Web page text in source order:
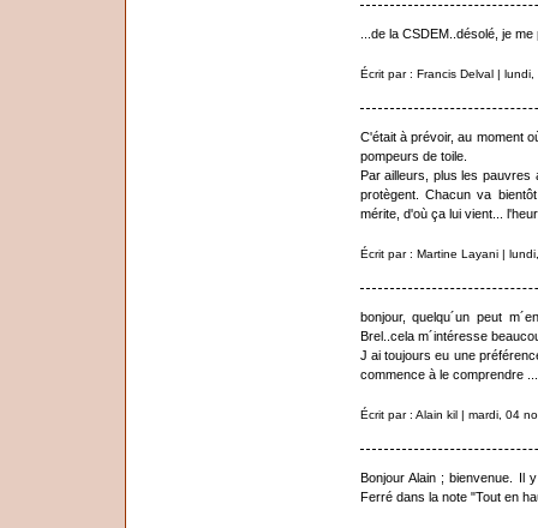
...de la CSDEM..désolé, je
Écrit par : Francis Delval |
C'était à prévoir, au moment
pompeurs de toile.
Par ailleurs, plus les pauvres
protègent. Chacun va
mérite, d'où ça lui vient...
Écrit par : Martine Layani |
bonjour, quelqu´un peut
Brel..cela m´intéresse
J ai toujours eu une
commence à le comprendre
Écrit par : Alain kil | mardi, 04
Bonjour Alain ; bienvenue. Il
Ferré dans la note "Tout en